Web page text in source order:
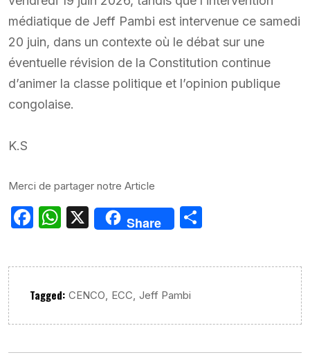
médiatique de Jeff Pambi est intervenue ce samedi
20 juin, dans un contexte où le débat sur une
éventuelle révision de la Constitution continue
d’animer la classe politique et l’opinion publique
congolaise.
K.S
Merci de partager notre Article
Facebook
WhatsApp
X Share
Tagged: CENCO ECC Jeff Pambi